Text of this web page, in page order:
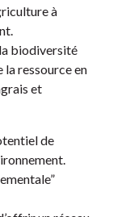
à
biodiversité
la ressource en
et
de